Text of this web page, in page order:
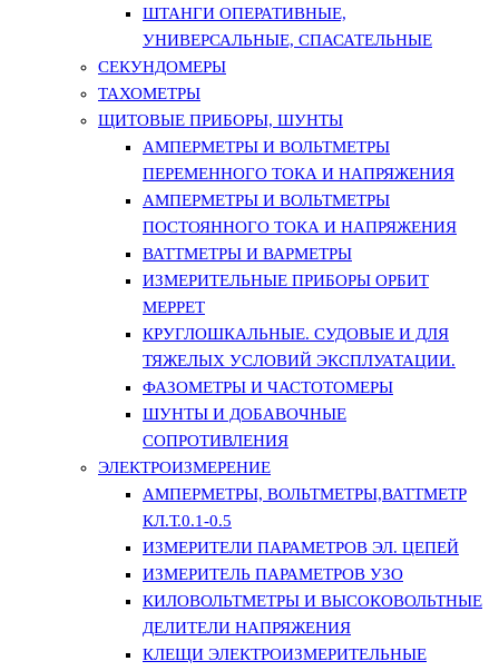
ШТАНГИ ОПЕРАТИВНЫЕ,
УНИВЕРСАЛЬНЫЕ, СПАСАТЕЛЬНЫЕ
СЕКУНДОМЕРЫ
ТАХОМЕТРЫ
ЩИТОВЫЕ ПРИБОРЫ, ШУНТЫ
АМПЕРМЕТРЫ И ВОЛЬТМЕТРЫ
ПЕРЕМЕННОГО ТОКА И НАПРЯЖЕНИЯ
АМПЕРМЕТРЫ И ВОЛЬТМЕТРЫ
ПОСТОЯННОГО ТОКА И НАПРЯЖЕНИЯ
ВАТТМЕТРЫ И ВАРМЕТРЫ
ИЗМЕРИТЕЛЬНЫЕ ПРИБОРЫ ОРБИТ
МЕРРЕТ
КРУГЛОШКАЛЬНЫЕ. СУДОВЫЕ И ДЛЯ
ТЯЖЕЛЫХ УСЛОВИЙ ЭКСПЛУАТАЦИИ.
ФАЗОМЕТРЫ И ЧАСТОТОМЕРЫ
ШУНТЫ И ДОБАВОЧНЫЕ
СОПРОТИВЛЕНИЯ
ЭЛЕКТРОИЗМЕРЕНИЕ
АМПЕРМЕТРЫ, ВОЛЬТМЕТРЫ,ВАТТМЕТР
КЛ.Т.0.1-0.5
ИЗМЕРИТЕЛИ ПАРАМЕТРОВ ЭЛ. ЦЕПЕЙ
ИЗМЕРИТЕЛЬ ПАРАМЕТРОВ УЗО
КИЛОВОЛЬТМЕТРЫ И ВЫСОКОВОЛЬТНЫЕ
ДЕЛИТЕЛИ НАПРЯЖЕНИЯ
КЛЕЩИ ЭЛЕКТРОИЗМЕРИТЕЛЬНЫЕ